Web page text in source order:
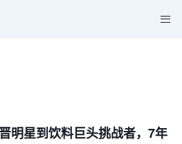
明星到饮料巨头挑战者，7年